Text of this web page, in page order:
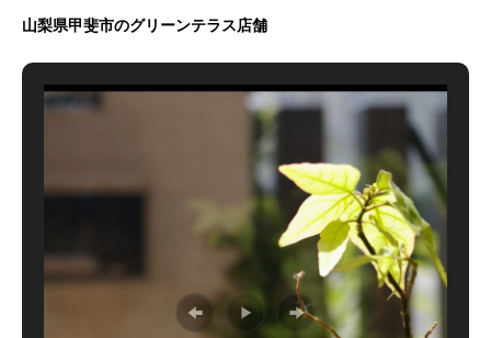
山梨県甲斐市のグリーンテラス店舗